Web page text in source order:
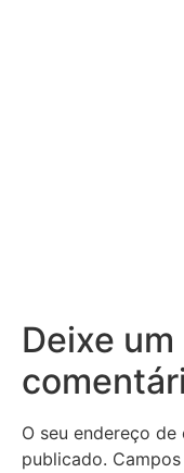
Deixe um
O seu endereço de
publicado.